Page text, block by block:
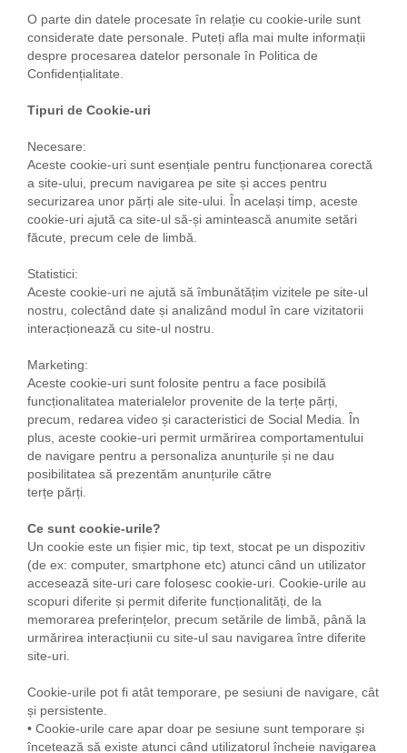
O parte din datele procesate în relație cu cookie-urile sunt
considerate date personale. Puteți afla mai multe informații
despre procesarea datelor personale în Politica de
Confidențialitate.
Tipuri de Cookie-uri
Necesare:
Aceste cookie-uri sunt esențiale pentru funcționarea corectă
a site-ului, precum navigarea pe site și acces pentru
securizarea unor părți ale site-ului. În același timp, aceste
cookie-uri ajută ca site-ul să-și amintească anumite setări
făcute, precum cele de limbă.
Statistici:
Aceste cookie-uri ne ajută să îmbunătățim vizitele pe site-ul
nostru, colectând date și analizând modul în care vizitatorii
interacționează cu site-ul nostru.
Marketing:
Aceste cookie-uri sunt folosite pentru a face posibilă
funcționalitatea materialelor provenite de la terțe părți,
precum, redarea video și caracteristici de Social Media. În
plus, aceste cookie-uri permit urmărirea comportamentului
de navigare pentru a personaliza anunțurile și ne dau
posibilitatea să prezentăm anunțurile către
terțe părți.
Ce sunt cookie-urile?
Un cookie este un fișier mic, tip text, stocat pe un dispozitiv
(de ex: computer, smartphone etc) atunci când un utilizator
accesează site-uri care folosesc cookie-uri. Cookie-urile au
scopuri diferite și permit diferite funcționalități, de la
memorarea preferințelor, precum setările de limbă, până la
urmărirea interacțiunii cu site-ul sau navigarea între diferite
site-uri.
Cookie-urile pot fi atât temporare, pe sesiuni de navigare, cât
și persistente.
• Cookie-urile care apar doar pe sesiune sunt temporare și
încetează să existe atunci când utilizatorul încheie navigarea